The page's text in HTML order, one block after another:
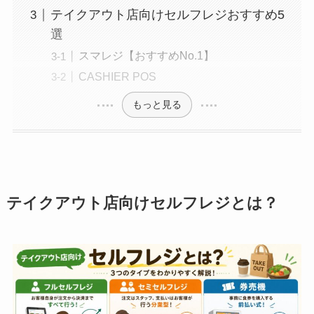
テイクアウト店向けセルフレジおすすめ5
選
スマレジ【おすすめNo.1】
CASHIER POS
もっと見る
テイクアウト店向けセルフレジとは？